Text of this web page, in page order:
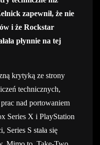
zapewnił, że nie
i że Rockstar
płynnie na tej
krytyką ze strony
technicznych,
nad portowaniem
Series X i PlayStation
Series S stała się